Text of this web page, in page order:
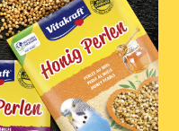
Sing Perlen
Honing Perlen
Levertraan Perlen